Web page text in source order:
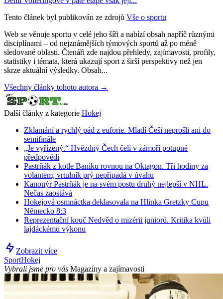
Tento článek byl publikován ze zdrojů Vše o sportu
Web se věnuje sportu v celé jeho šíři a nabízí obsah napříč různými
disciplínami – od nejznámějších týmových sportů až po méně
sledované oblasti. Čtenáři zde najdou přehledy, zajímavosti, profily,
statistiky i témata, která ukazují sport z širší perspektivy než jen
skrze aktuální výsledky. Obsah...
Všechny články tohoto autora →
Další články z kategorie Hokej
Zklamání a rychlý pád z euforie. Mladí Češi neprošli ani do
semifinále
„Je vyřízený.“ Hvězdný Čech čelí v zámoří potupné
předpovědi
Pastrňák z kotle Baníku rovnou na Oktagon. Tři hodiny za
volantem, vrtulník prý nepřipadá v úvahu
Kanonýr Pastrňák je na svém postu druhý nejlepší v NHL.
Nečas zaostává
Hokejová osmnáctka deklasovala na Hlinka Gretzky Cupu
Německo 8:3
Reprezentační kouč Nedvěd o mizérii juniorů. Kritika kvůli
lajdáckému výkonu
Zobrazit více
SportHokej
Vybrali jsme pro vás Magazíny a zajímavosti